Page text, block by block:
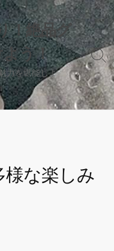
！絶品グ
う！
力を堪能しよ
検
索
切
り
替
な楽しみ